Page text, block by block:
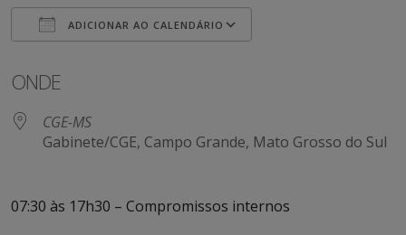
ADICIONAR AO CALENDÁRIO
ONDE
CGE-MS
Gabinete/CGE, Campo Grande, Mato Grosso do Sul
07:30 às 17h30 – Compromissos internos